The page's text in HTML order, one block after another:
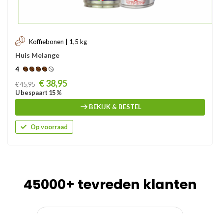
Koffiebonen | 1,5 kg
Huis Melange
4
Prijs
€ 45,95 € 38,95
U bespaart 15 %
BEKIJK & BESTEL
Op voorraad
45000+ tevreden klanten